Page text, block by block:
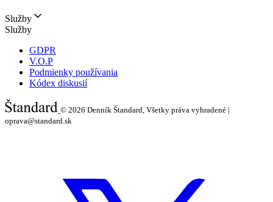
Služby
Služby
GDPR
V.O.P
Podmienky používania
Kódex diskusií
© 2026 Denník Štandard, Všetky práva vyhradené |
oprava@standard.sk